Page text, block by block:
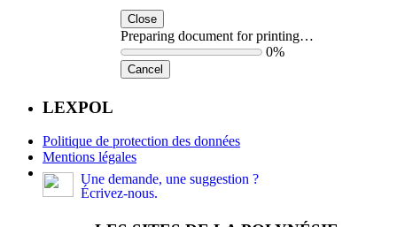
Close
Preparing document for printing…
0%
Cancel
LEXPOL
Politique de protection des données
Mentions légales
Une demande, une suggestion ?
Écrivez-nous.